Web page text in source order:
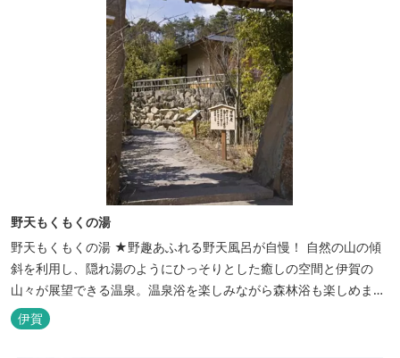
野天もくもくの湯
野天もくもくの湯 ★野趣あふれる野天風呂が自慢！ 自然の山の傾
斜を利用し、隠れ湯のようにひっそりとした癒しの空間と伊賀の
山々が展望できる温泉。温泉浴を楽しみながら森林浴も楽しめま
す。一枚岩をくり貫いてつくった湯船もあり、風情ある空間が魅力
です。 ★源泉100％の野天風呂 源泉100％の野天風呂が2つあり、
38度のぬるめの湯と42度の熱めの湯があります。ぬるめの湯はじっ
伊賀